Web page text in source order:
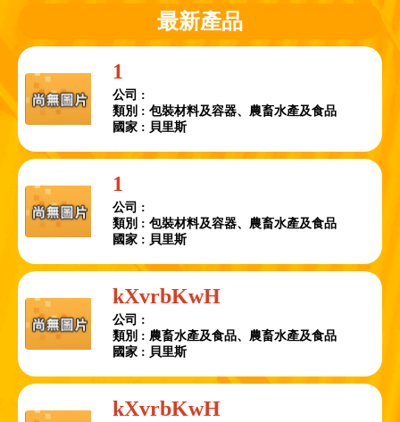
最新產品
1
公司 :
類別 : 包裝材料及容器、農畜水產及食品
國家 : 貝里斯
1
公司 :
類別 : 包裝材料及容器、農畜水產及食品
國家 : 貝里斯
kXvrbKwH
公司 :
類別 : 農畜水產及食品、農畜水產及食品
國家 : 貝里斯
kXvrbKwH